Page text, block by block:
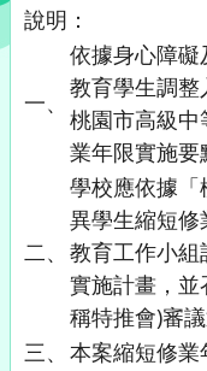
說明：
一、
依據身心障
教育學生調
桃園市高級
業年限實施要
二、
學校應依據
異學生縮短
教育工作小組
實施計畫，並
稱特推會)審
三、 本案縮短修業